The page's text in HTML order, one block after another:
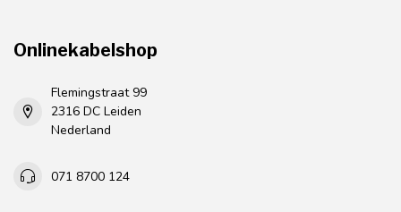
Onlinekabelshop
Flemingstraat 99
2316 DC Leiden
Nederland
071 8700 124